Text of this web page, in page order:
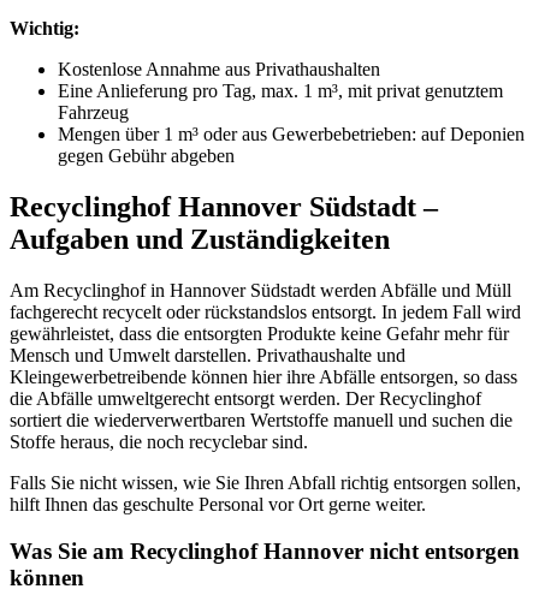
Wichtig:
Kostenlose Annahme aus Privathaushalten
Eine Anlieferung pro Tag, max. 1 m³, mit privat genutztem
Fahrzeug
Mengen über 1 m³ oder aus Gewerbebetrieben: auf Deponien
gegen Gebühr abgeben
Recyclinghof Hannover Südstadt –
Aufgaben und Zuständigkeiten
Am Recyclinghof in Hannover Südstadt werden Abfälle und Müll
fachgerecht recycelt oder rückstandslos entsorgt. In jedem Fall wird
gewährleistet, dass die entsorgten Produkte keine Gefahr mehr für
Mensch und Umwelt darstellen. Privathaushalte und
Kleingewerbetreibende können hier ihre Abfälle entsorgen, so dass
die Abfälle umweltgerecht entsorgt werden. Der Recyclinghof
sortiert die wiederverwertbaren Wertstoffe manuell und suchen die
Stoffe heraus, die noch recyclebar sind.
Falls Sie nicht wissen, wie Sie Ihren Abfall richtig entsorgen sollen,
hilft Ihnen das geschulte Personal vor Ort gerne weiter.
Was Sie am Recyclinghof Hannover nicht entsorgen
können